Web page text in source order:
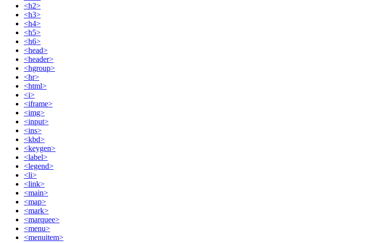
<h2>
<h3>
<h4>
<h5>
<h6>
<head>
<header>
<hgroup>
<hr>
<html>
<i>
<iframe>
<img>
<input>
<ins>
<kbd>
<keygen>
<label>
<legend>
<li>
<link>
<main>
<map>
<mark>
<marquee>
<menu>
<menuitem>